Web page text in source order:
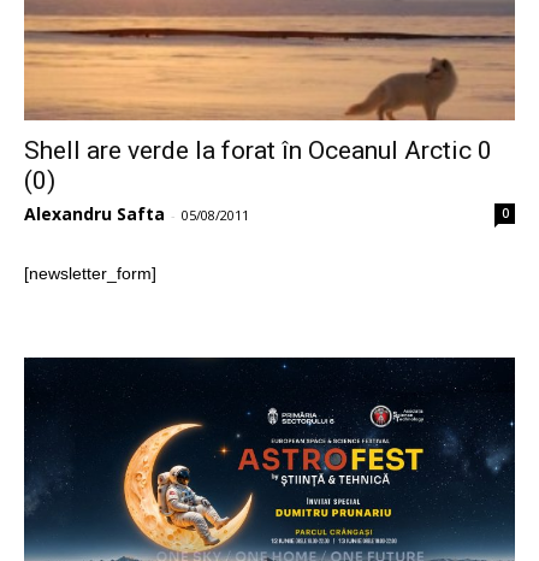
Shell are verde la forat în Oceanul Arctic 0
(0)
Alexandru Safta - 05/08/2011 0
[newsletter_form]